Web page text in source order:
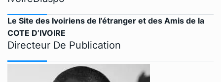
Le Site des Ivoiriens de l’étranger et des Amis de la
COTE D’IVOIRE
Directeur De Publication